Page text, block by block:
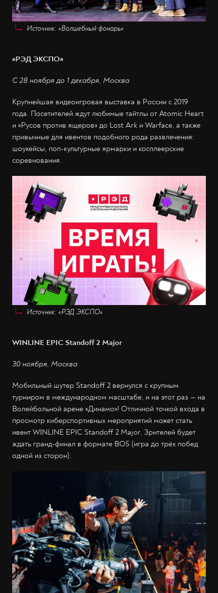
Источник: «Волшебный фонарь»
«РЭД ЭКСПО»
С 28 ноября до 1 декабря, Москва
Крупнейшая видеоигровая выставка в России с 2019
года. Посетителей ждут любимые тайтлы от Atomic Heart
и «Русов против ящеров» до Lost Ark и Warface, а также
привычные для ивентов подобного рода развлечения:
шоукейсы, поп-культурные ярмарки и косплеерские
соревнования.
Источник: «РЭД ЭКСПО»
WINLINE EPIC Standoff 2 Major
30 ноября, Москва
Мобильный шутер Standoff 2 вернулся с крупным
турниром в международном масштабе, и на этот раз — на
Волейбольной арене «Динамо»! Отличной точкой входа в
просмотр киберспортивных мероприятий может стать
ивент WINLINE EPIC Standoff 2 Major. Зрителей будет
ждать гранд-финал в формате BO5 (игра до трёх побед
одной из сторон).